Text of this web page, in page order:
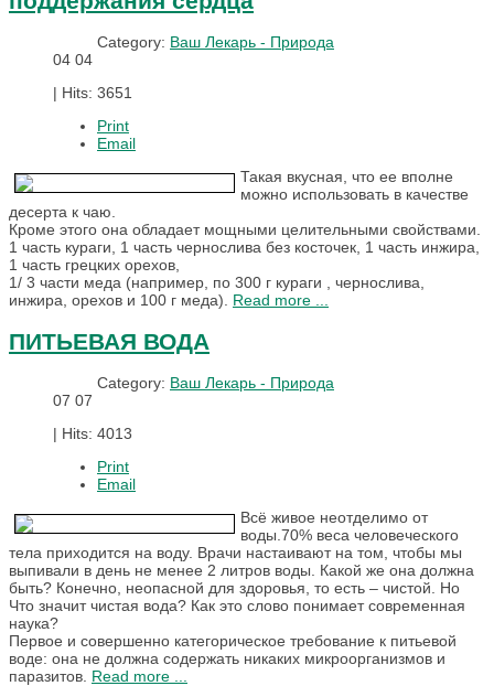
Category: Ваш Лекарь - Природа
04 04
| Hits: 3651
Print
Email
Такая вкусная, что ее вполне
можно использовать в качестве
десерта к чаю.
Кроме этого она обладает мощными целительными свойствами.
1 часть кураги, 1 часть чернослива без косточек, 1 часть инжира,
1 часть грецких орехов,
1/ 3 части меда (например, по 300 г кураги , чернослива,
инжира, орехов и 100 г меда). Read more ...
ПИТЬЕВАЯ ВОДА
Category: Ваш Лекарь - Природа
07 07
| Hits: 4013
Print
Email
Всё живое неотделимо от
воды.70% веса человеческого
тела приходится на воду. Врачи настаивают на том, чтобы мы
выпивали в день не менее 2 литров воды. Какой же она должна
быть? Конечно, неопасной для здоровья, то есть – чистой. Но
Что значит чистая вода? Как это слово понимает современная
наука?
Первое и совершенно категорическое требование к питьевой
воде: она не должна содержать никаких микроорганизмов и
паразитов. Read more ...